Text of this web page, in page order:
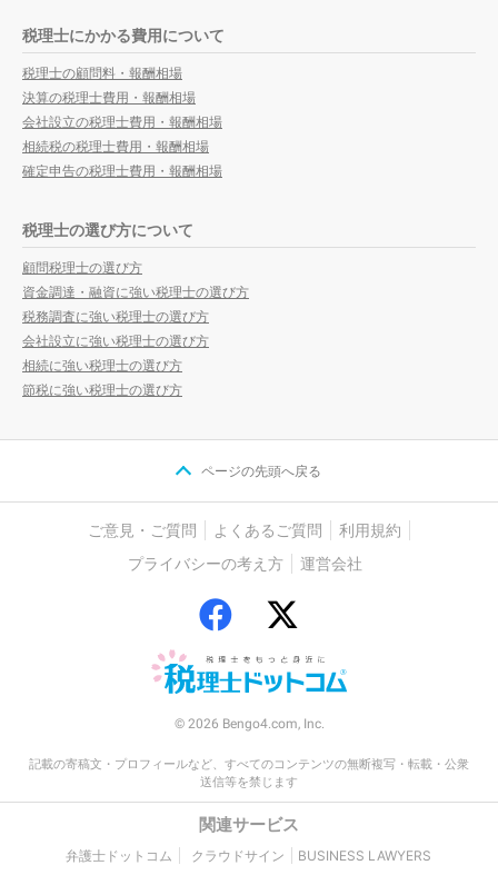
税理士にかかる費用について
税理士の顧問料・報酬相場
決算の税理士費用・報酬相場
会社設立の税理士費用・報酬相場
相続税の税理士費用・報酬相場
確定申告の税理士費用・報酬相場
税理士の選び方について
顧問税理士の選び方
資金調達・融資に強い税理士の選び方
税務調査に強い税理士の選び方
会社設立に強い税理士の選び方
相続に強い税理士の選び方
節税に強い税理士の選び方
ページの先頭へ戻る
ご意見・ご質問 よくあるご質問
利用規約
プライバシーの考え方
運営会社
© 2026 Bengo4.com, Inc.
記載の寄稿文・プロフィールなど、すべてのコンテンツの無断複写・転載・公衆
送信等を禁じます
関連サービス
弁護士ドットコム クラウドサイン BUSINESS LAWYERS